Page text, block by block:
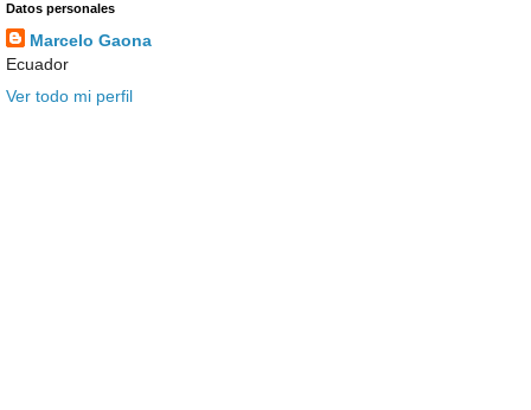
Datos personales
Marcelo Gaona
Ecuador
Ver todo mi perfil